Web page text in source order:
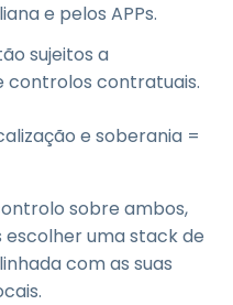
e pelos APPs.
sujeitos a
controlos contratuais.
e soberania =
sobre ambos,
uma stack de
com as suas